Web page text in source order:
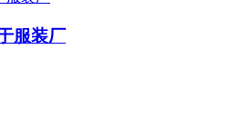
服装厂